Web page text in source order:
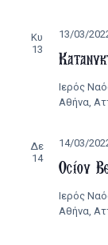
Κυ
13
13/03/
Ιερός
Αθήνα,
Δε
14
Οσίου
14/03/
Ιερός
Αθήνα,